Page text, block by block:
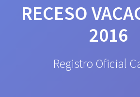
RECESO
2016
Registro Oficial